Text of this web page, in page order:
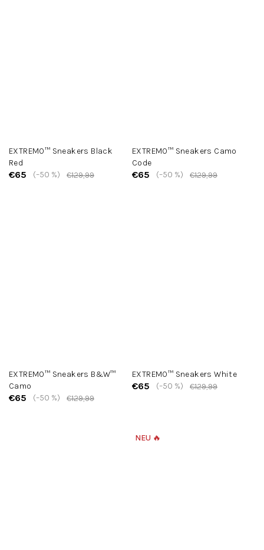
EXTREMO™ Sneakers Black
Red
€65 €129,99
(–50 %)
EXTREMO™ Sneakers Camo
Code
€65 €129,99
(–50 %)
EXTREMO™ Sneakers B&W™
Camo
€65 €129,99
(–50 %)
EXTREMO™ Sneakers White
€65 €129,99
(–50 %)
NEU 🔥